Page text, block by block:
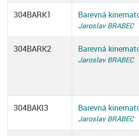
304BARK1 Barevná
Jaroslav BRABEC
304BARK2 Barevná
Jaroslav BRABEC
304BAKI3 Barevná
Jaroslav BRABEC